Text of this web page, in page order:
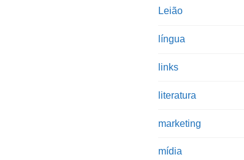
Leião
língua
links
literatura
marketing
mídia